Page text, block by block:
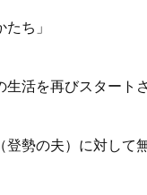
ち」
生活を再びスタート
登勢の夫）に対して